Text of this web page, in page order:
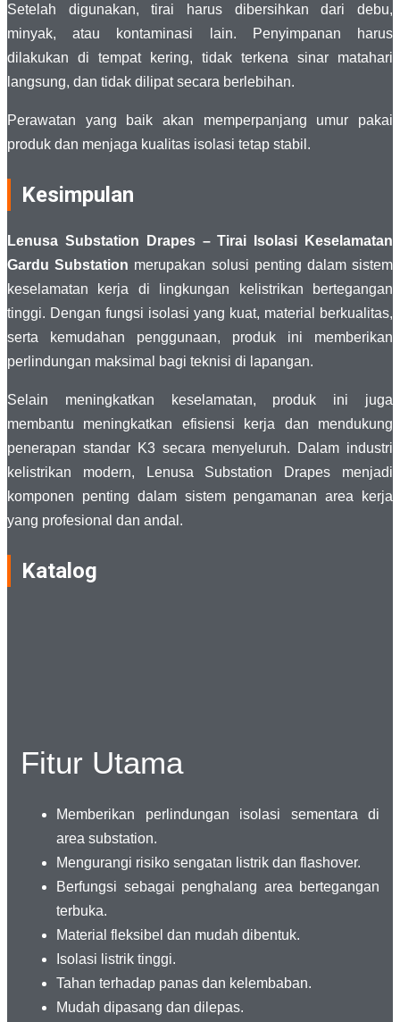
Setelah digunakan, tirai harus dibersihkan dari debu,
minyak, atau kontaminasi lain. Penyimpanan harus
dilakukan di tempat kering, tidak terkena sinar matahari
langsung, dan tidak dilipat secara berlebihan.
Perawatan yang baik akan memperpanjang umur pakai
produk dan menjaga kualitas isolasi tetap stabil.
Kesimpulan
Lenusa Substation Drapes – Tirai Isolasi Keselamatan
Gardu Substation merupakan solusi penting dalam sistem
keselamatan kerja di lingkungan kelistrikan bertegangan
tinggi. Dengan fungsi isolasi yang kuat, material berkualitas,
serta kemudahan penggunaan, produk ini memberikan
perlindungan maksimal bagi teknisi di lapangan.
Selain meningkatkan keselamatan, produk ini juga
membantu meningkatkan efisiensi kerja dan mendukung
penerapan standar K3 secara menyeluruh. Dalam industri
kelistrikan modern, Lenusa Substation Drapes menjadi
komponen penting dalam sistem pengamanan area kerja
yang profesional dan andal.
Katalog
Fitur Utama
Memberikan perlindungan isolasi sementara di
area substation.
Mengurangi risiko sengatan listrik dan flashover.
Berfungsi sebagai penghalang area bertegangan
terbuka.
Material fleksibel dan mudah dibentuk.
Isolasi listrik tinggi.
Tahan terhadap panas dan kelembaban.
Mudah dipasang dan dilepas.